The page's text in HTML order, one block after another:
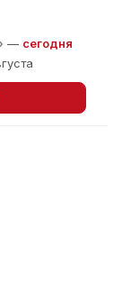
— сегодня